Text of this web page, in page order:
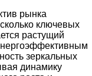
рынка
ключевых
растущий
зеркальных
динамику